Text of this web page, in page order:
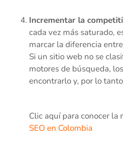
Incrementar la
cada vez más saturado,
marcar la diferencia
Si un sitio web no se
motores de búsqueda,
encontrarlo y, por lo
Clic aquí para conocer la
SEO en Colombia